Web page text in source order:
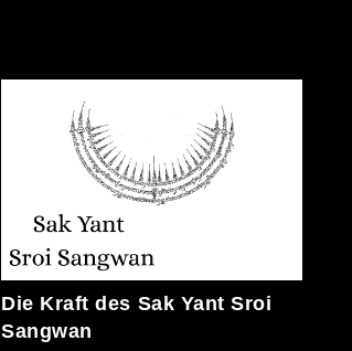
Die Kraft des Sak Yant Sroi
Sangwan